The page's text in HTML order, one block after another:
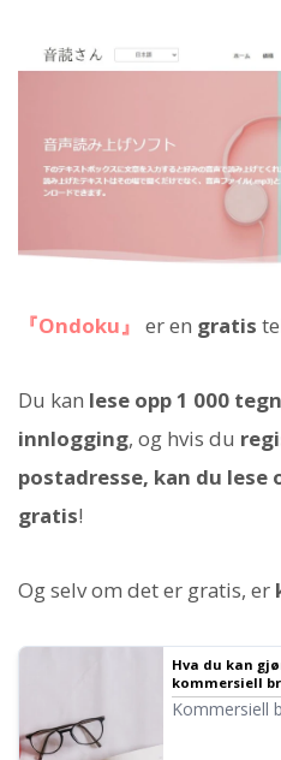
『Ondoku』 er en gratis
Du kan lese opp 1 000
innlogging, og hvis du
postadresse, kan du lese
gratis!
Og selv om det er gratis, er
Hva du kan
kommersiell
forbudte
Kommersiell